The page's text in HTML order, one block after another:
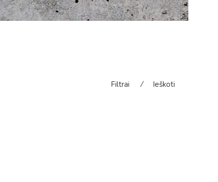
Filtrai ⁄ Ieškoti